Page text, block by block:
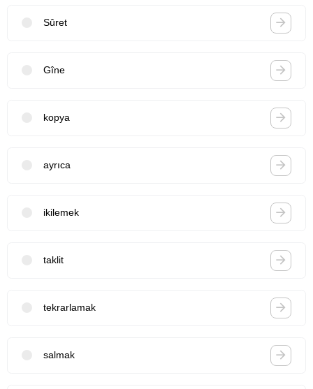
Sûret
Gîne
kopya
ayrıca
ikilemek
taklit
tekrarlamak
salmak